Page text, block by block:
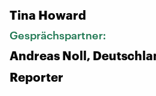
Tina Howard
Gesprächspartner:
Andreas Noll,
Reporter